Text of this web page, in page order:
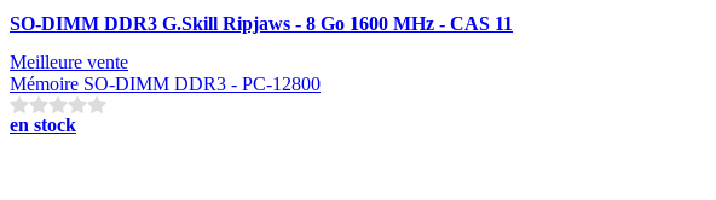
SO-DIMM DDR3 G.Skill Ripjaws - 8 Go 1600 MHz - CAS 11
Meilleure vente
Mémoire SO-DIMM DDR3 - PC-12800
en stock